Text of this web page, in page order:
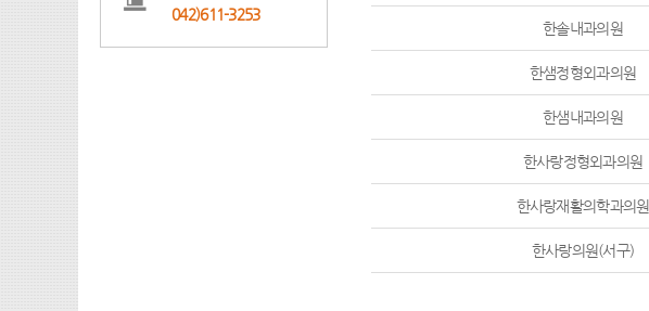
042)611-3253
한솔내과의원
한샘정형외과의원
한샘내과의원
한사랑정형외과의원
한사랑재활의학과의원
한사랑의원(서구)